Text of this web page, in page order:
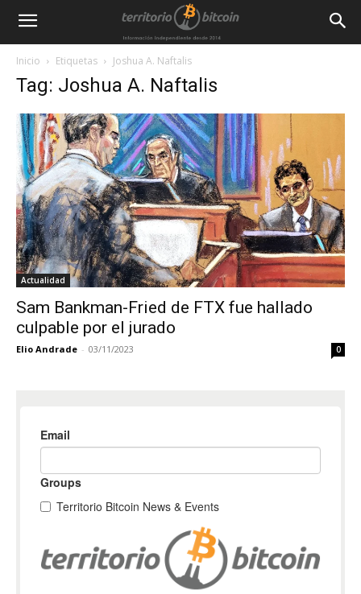
Inicio Etiquetas Joshua A. Naftalis
Tag: Joshua A. Naftalis
Actualidad
Sam Bankman-Fried de FTX fue hallado
culpable por el jurado
Elio Andrade - 03/11/2023 0